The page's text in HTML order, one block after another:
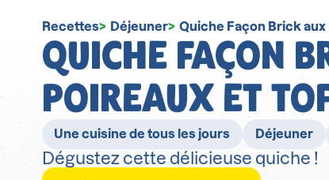
Recettes Déjeuner Quiche Façon Brick
QUICHE FAÇON
POIREAUX ET
Une cuisine de tous les jours Déjeuner
Dégustez cette délicieuse quiche !